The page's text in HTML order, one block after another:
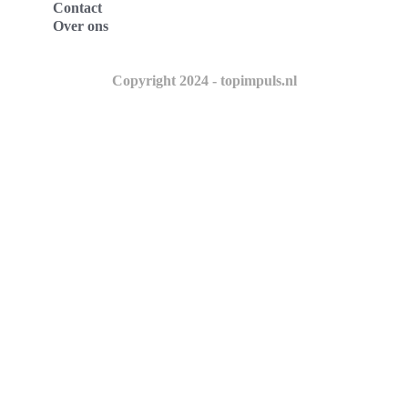
Contact
Over ons
Copyright 2024 - topimpuls.nl